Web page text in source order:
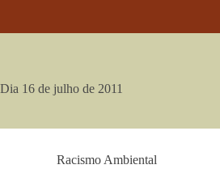
Dia 16 de julho de 2011
Racismo Ambiental